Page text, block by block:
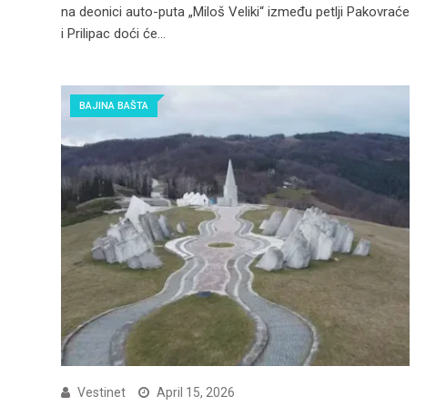
na deonici auto-puta „Miloš Veliki“ između petlji Pakovraće
i Prilipac doći će…
BAJINA BAŠTA
Vestinet April 15, 2026